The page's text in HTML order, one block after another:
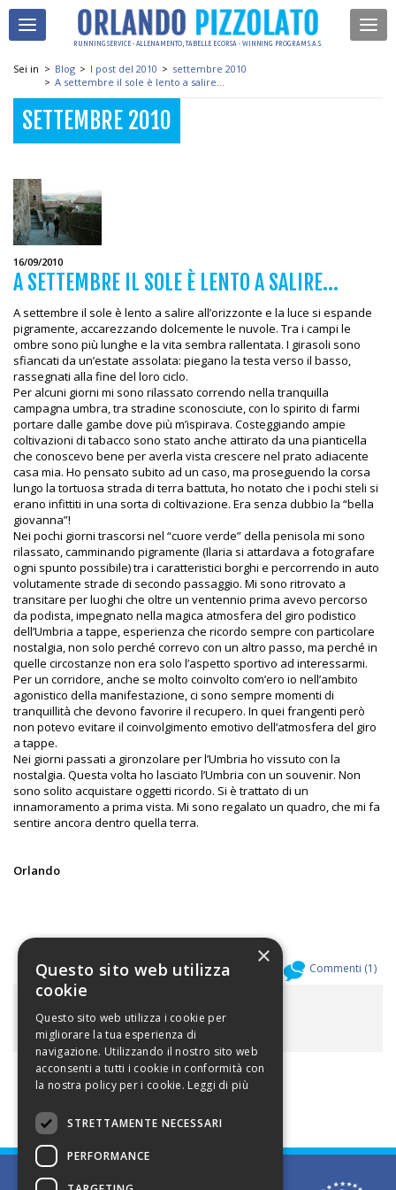
RUNNING SERVICE - ALLENAMENTO, TABELLE E CORSA - WINNING PROGRAM S.A.S.
Sei in > Blog > I post del 2010 > settembre 2010
> A settembre il sole è lento a salire...
SETTEMBRE 2010
16/09/2010
A SETTEMBRE IL SOLE È LENTO A SALIRE...
A settembre il sole è lento a salire all’orizzonte e la luce si espande
pigramente, accarezzando dolcemente le nuvole. Tra i campi le
ombre sono più lunghe e la vita sembra rallentata. I girasoli sono
sfiancati da un’estate assolata: piegano la testa verso il basso,
rassegnati alla fine del loro ciclo.
Per alcuni giorni mi sono rilassato correndo nella tranquilla
campagna umbra, tra stradine sconosciute, con lo spirito di farmi
portare dalle gambe dove più m’ispirava. Costeggiando ampie
coltivazioni di tabacco sono stato anche attirato da una pianticella
che conoscevo bene per averla vista crescere nel prato adiacente
casa mia. Ho pensato subito ad un caso, ma proseguendo la corsa
lungo la tortuosa strada di terra battuta, ho notato che i pochi steli si
erano infittiti in una sorta di coltivazione. Era senza dubbio la “bella
giovanna”!
Nei pochi giorni trascorsi nel “cuore verde” della penisola mi sono
rilassato, camminando pigramente (Ilaria si attardava a fotografare
ogni spunto possibile) tra i caratteristici borghi e percorrendo in auto
volutamente strade di secondo passaggio. Mi sono ritrovato a
transitare per luoghi che oltre un ventennio prima avevo percorso
da podista, impegnato nella magica atmosfera del giro podistico
dell’Umbria a tappe, esperienza che ricordo sempre con particolare
nostalgia, non solo perché correvo con un altro passo, ma perché in
quelle circostanze non era solo l’aspetto sportivo ad interessarmi.
Per un corridore, anche se molto coinvolto com’ero io nell’ambito
agonistico della manifestazione, ci sono sempre momenti di
tranquillità che devono favorire il recupero. In quei frangenti però
non potevo evitare il coinvolgimento emotivo dell’atmosfera del giro
a tappe.
Nei giorni passati a gironzolare per l’Umbria ho vissuto con la
nostalgia. Questa volta ho lasciato l’Umbria con un souvenir. Non
sono solito acquistare oggetti ricordo. Si è trattato di un
innamoramento a prima vista. Mi sono regalato un quadro, che mi fa
sentire ancora dentro quella terra.
Orlando
Allegati ( Commenti (1)
ALLEGATI
×
Questo sito web utilizza
cookie
Questo sito web utilizza i cookie per
migliorare la tua esperienza di
navigazione. Utilizzando il nostro sito web
acconsenti a tutti i cookie in conformità con
la nostra policy per i cookie. Leggi di più
STRETTAMENTE NECESSARI
PERFORMANCE